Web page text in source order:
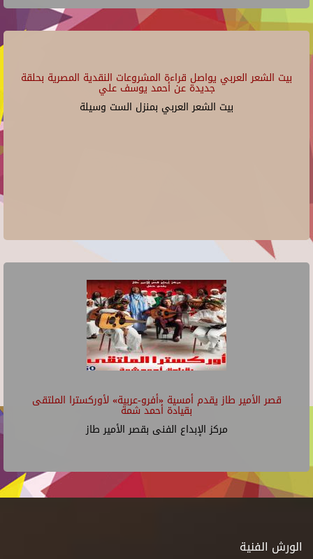
بيت الشعر العربي يواصل قراءة المشروعات النقدية المصرية بحلقة
جديدة عن أحمد يوسف علي
بيت الشعر العربي بمنزل الست وسيلة
قصر الأمير طاز يقدم أمسية «أفرو-عربية» لأوركسترا الملتقى
بقيادة أحمد شمة
مركز الإبداع الفنى بقصر الأمير طاز
الورش الفنية